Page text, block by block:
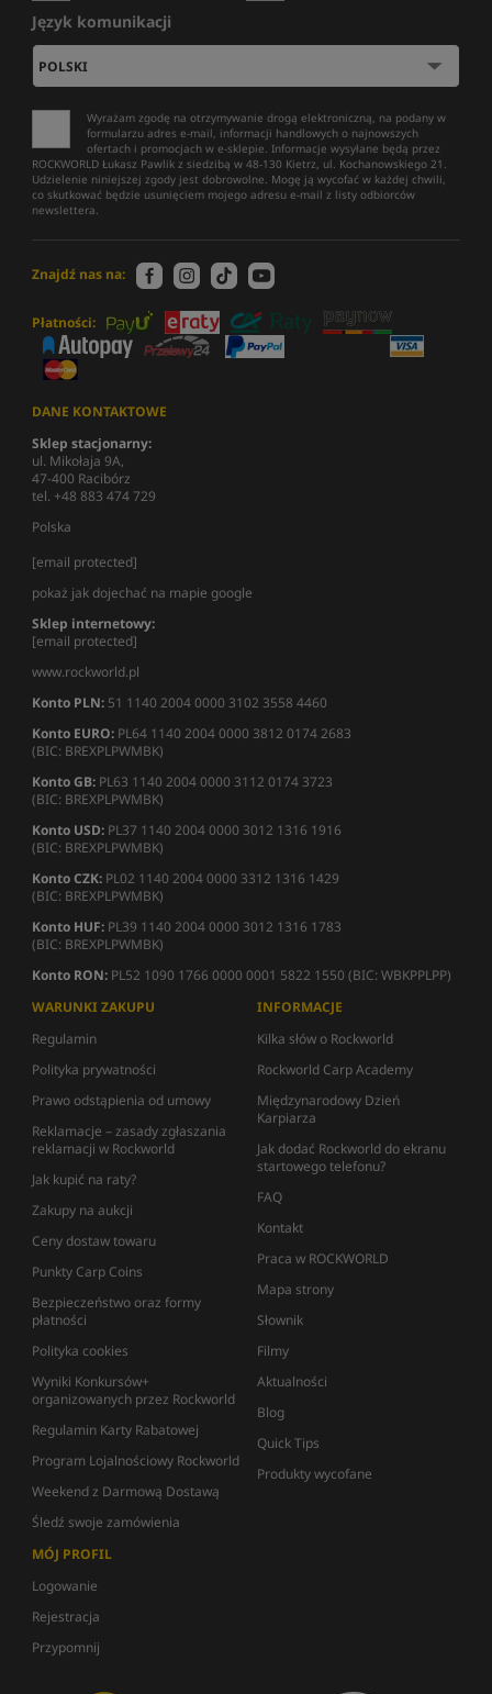
Język komunikacji
Wyrażam zgodę na otrzymywanie drogą elektroniczną, na podany w
formularzu adres e-mail, informacji handlowych o najnowszych
ofertach i promocjach w e-sklepie. Informacje wysyłane będą przez
ROCKWORLD Łukasz Pawlik z siedzibą w 48-130 Kietrz, ul. Kochanowskiego 21.
Udzielenie niniejszej zgody jest dobrowolne. Mogę ją wycofać w każdej chwili,
co skutkować będzie usunięciem mojego adresu e-mail z listy odbiorców
newslettera.
Znajdź nas na:
Płatności:
DANE KONTAKTOWE
Sklep stacjonarny:
ul. Mikołaja 9A,
47-400 Racibórz
tel. +48 883 474 729
Polska
[email protected]
pokaż jak dojechać na mapie google
Sklep internetowy:
[email protected]
www.rockworld.pl
Konto PLN: 51 1140 2004 0000 3102 3558 4460
Konto EURO: PL64 1140 2004 0000 3812 0174 2683
(BIC: BREXPLPWMBK)
Konto GB: PL63 1140 2004 0000 3112 0174 3723
(BIC: BREXPLPWMBK)
Konto USD: PL37 1140 2004 0000 3012 1316 1916
(BIC: BREXPLPWMBK)
Konto CZK: PL02 1140 2004 0000 3312 1316 1429
(BIC: BREXPLPWMBK)
Konto HUF: PL39 1140 2004 0000 3012 1316 1783
(BIC: BREXPLPWMBK)
Konto RON: PL52 1090 1766 0000 0001 5822 1550 (BIC: WBKPPLPP)
WARUNKI ZAKUPU
Regulamin
Polityka prywatności
Prawo odstąpienia od umowy
Reklamacje – zasady zgłaszania
reklamacji w Rockworld
Jak kupić na raty?
Zakupy na aukcji
Ceny dostaw towaru
Punkty Carp Coins
Bezpieczeństwo oraz formy
płatności
Polityka cookies
Wyniki Konkursów+
organizowanych przez Rockworld
Regulamin Karty Rabatowej
Program Lojalnościowy Rockworld
Weekend z Darmową Dostawą
Śledź swoje zamówienia
INFORMACJE
Kilka słów o Rockworld
Rockworld Carp Academy
Międzynarodowy Dzień
Karpiarza
Jak dodać Rockworld do ekranu
startowego telefonu?
FAQ
Kontakt
Praca w ROCKWORLD
Mapa strony
Słownik
Filmy
Aktualności
Blog
Quick Tips
Produkty wycofane
MÓJ PROFIL
Logowanie
Rejestracja
Przypomnij